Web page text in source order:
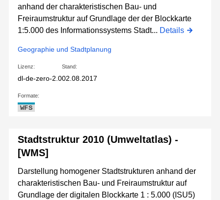
anhand der charakteristischen Bau- und
Freiraumstruktur auf Grundlage der der Blockkarte
1:5.000 des Informationssystems Stadt... Details
Geographie und Stadtplanung
Lizenz:
dl-de-zero-2.0
Stand:
02.08.2017
Formate:
WFS
Stadtstruktur 2010 (Umweltatlas) -
[WMS]
Darstellung homogener Stadtstrukturen anhand der
charakteristischen Bau- und Freiraumstruktur auf
Grundlage der digitalen Blockkarte 1 : 5.000 (ISU5)